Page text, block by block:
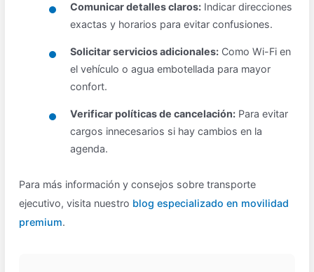
Comunicar detalles claros: Indicar direcciones
exactas y horarios para evitar confusiones.
Solicitar servicios adicionales: Como Wi-Fi en
el vehículo o agua embotellada para mayor
confort.
Verificar políticas de cancelación: Para evitar
cargos innecesarios si hay cambios en la
agenda.
Para más información y consejos sobre transporte
ejecutivo, visita nuestro blog especializado en movilidad
premium.